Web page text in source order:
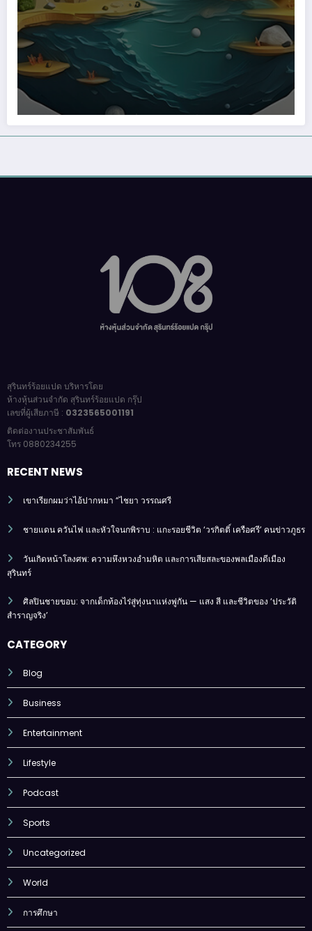
สุรินทร์ร้อยแปด บริหารโดย
ห้างหุ้นส่วนจำกัด สุรินทร์ร้อยแปด กรุ๊ป
เลขที่ผู้เสียภาษี : 0323565001191
ติดต่องานประชาสัมพันธ์
โทร 0880234255
RECENT NEWS
เขาเรียกผมว่าไอ้ปากหมา “ไชยา วรรณศรี
ชายแดน ควันไฟ และหัวใจนกพิราบ : แกะรอยชีวิต ‘วรกิตติ์ เครือศรี’ คนข่าวภูธร
วันเกิดหน้าโลงศพ: ความหึงหวงอำมหิต และการเสียสละของพลเมืองดีเมือง
สุรินทร์
ศิลปินชายขอบ: จากเด็กท้องไร่สู่ทุ่งนาแห่งพู่กัน — แสง สี และชีวิตของ ‘ประวัติ
สำราญจริง’
CATEGORY
Blog
Business
Entertainment
Lifestyle
Podcast
Sports
Uncategorized
World
การศึกษา